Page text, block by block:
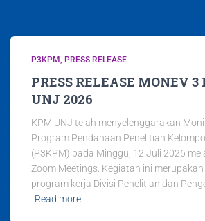
P3KPM PRESS RELEASE
PRESS RELEASE MONEV
UNJ 2026
KPM UNJ telah menyelenggarakan
Program Pendanaan Penelitian
(P3KPM) pada Minggu, 12 Juli 2026
Zoom Meetings. Kegiatan ini
program kerja Divisi Penelitian dan
Read more